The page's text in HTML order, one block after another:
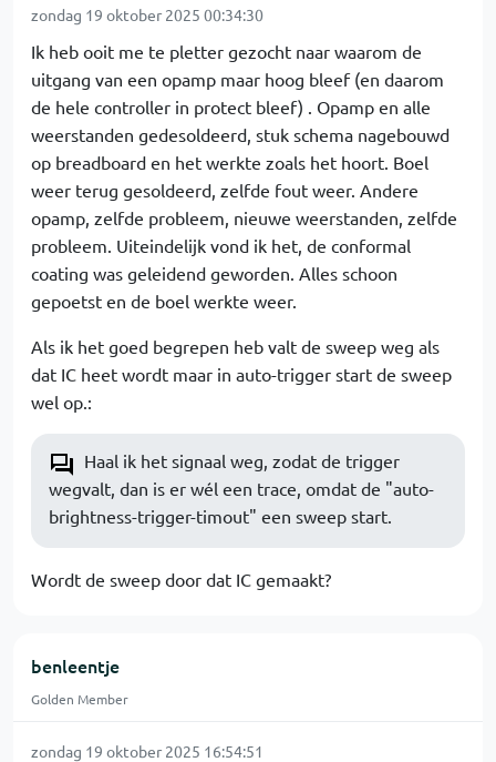
zondag 19 oktober 2025 00:34:30
Ik heb ooit me te pletter gezocht naar waarom de
uitgang van een opamp maar hoog bleef (en daarom
de hele controller in protect bleef) . Opamp en alle
weerstanden gedesoldeerd, stuk schema nagebouwd
op breadboard en het werkte zoals het hoort. Boel
weer terug gesoldeerd, zelfde fout weer. Andere
opamp, zelfde probleem, nieuwe weerstanden, zelfde
probleem. Uiteindelijk vond ik het, de conformal
coating was geleidend geworden. Alles schoon
gepoetst en de boel werkte weer.
Als ik het goed begrepen heb valt de sweep weg als
dat IC heet wordt maar in auto-trigger start de sweep
wel op.:
Haal ik het signaal weg, zodat de trigger
wegvalt, dan is er wél een trace, omdat de "auto-
brightness-trigger-timout" een sweep start.
Wordt de sweep door dat IC gemaakt?
benleentje
Golden Member
zondag 19 oktober 2025 16:54:51